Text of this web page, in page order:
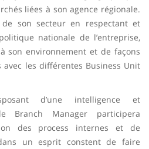
liées à son agence régionale.
son secteur en respectant et
nationale de l’entreprise,
son environnement et de façons
les différentes Business Unit
d’une intelligence et
Branch Manager participera
des process internes et de
dans un esprit constent de faire